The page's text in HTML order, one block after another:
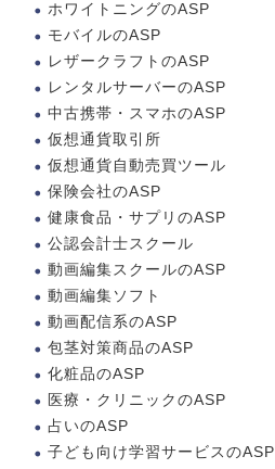
ホワイトニングのASP
モバイルのASP
レザークラフトのASP
レンタルサーバーのASP
中古携帯・スマホのASP
仮想通貨取引所
仮想通貨自動売買ツール
保険会社のASP
健康食品・サプリのASP
公認会計士スクール
動画編集スクールのASP
動画編集ソフト
動画配信系のASP
包茎対策商品のASP
化粧品のASP
医療・クリニックのASP
占いのASP
子ども向け学習サービスのASP